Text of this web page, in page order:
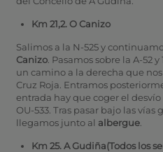
Km 21,2. O Canizo
Salimos a la N-525 y
Canizo. Pasamos sobre la A-52
un camino a la derecha que
Cruz Roja. Entramos
entrada hay que coger el
OU-533. Tras pasar bajo las vías
llegamos junto al albergue.
Km 25. A Gudiña(Todos los